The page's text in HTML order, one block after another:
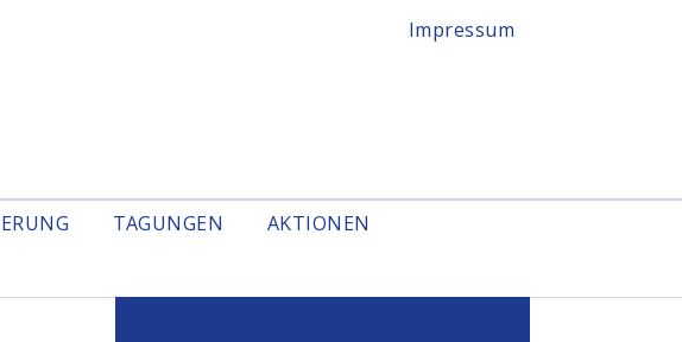
Impressum
TAGUNGEN
AKTIONEN